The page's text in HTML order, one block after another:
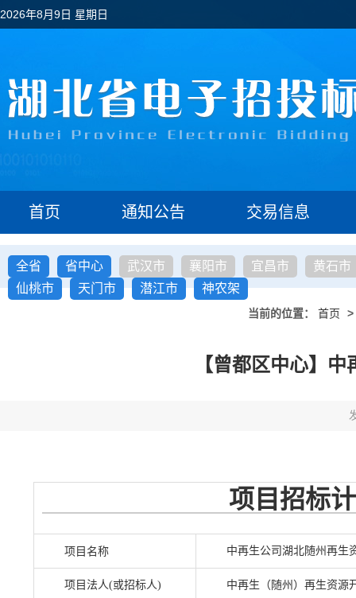
2026年8月9日 星期日
首页 通知公告 交易信息
全省 省中心 武汉市 襄阳市 宜昌市
黄石市
仙桃市
天门市 潜江市 神农架
当前的位置： 首页 >
【曾都区中心】
项目招标
项目名称 中再生公司湖北随州再生
项目法人(或招标人) 中再生（随州）再生资源